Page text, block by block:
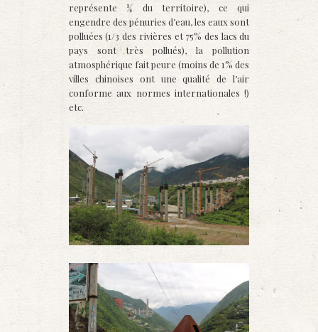
représente ¼ du territoire), ce qui
engendre des pénuries d’eau, les eaux sont
polluées (1/3 des rivières et 75% des lacs du
pays sont très pollués), la pollution
atmosphérique fait peure (moins de 1% des
villes chinoises ont une qualité de l’air
conforme aux normes internationales !)
etc.